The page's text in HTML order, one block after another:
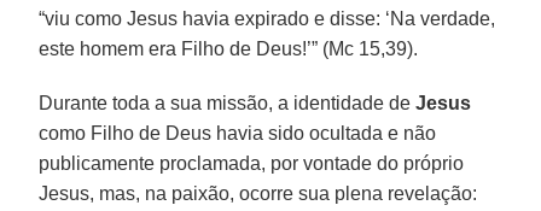
“viu como Jesus havia expirado e disse: ‘Na verdade,
este homem era Filho de Deus!’” (Mc 15,39).
Durante toda a sua missão, a identidade deJesus
como Filho de Deus havia sido ocultada e não
publicamente proclamada, por vontade do próprio
Jesus, mas, na paixão, ocorre sua plena revelação: